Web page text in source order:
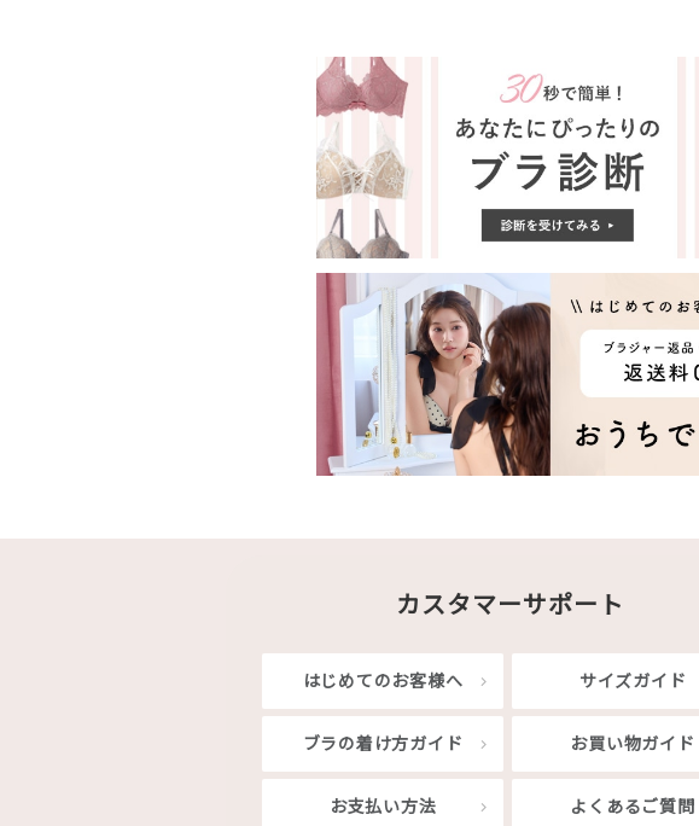
カスタマーサポート
はじめてのお客様へ サイズガイド
ブラの着け方ガイド お買い物ガイド
お支払い方法 よくあるご質問